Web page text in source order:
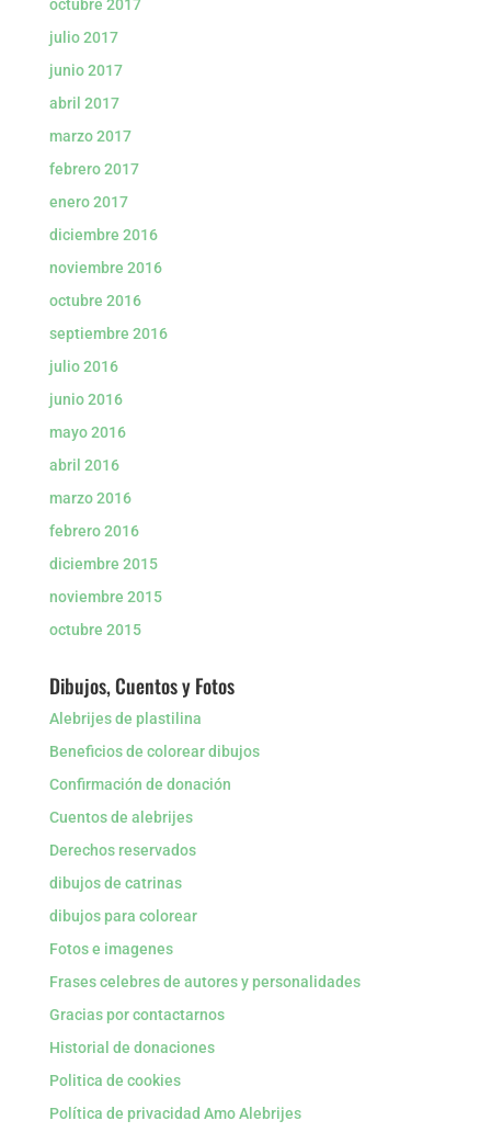
octubre 2017
julio 2017
junio 2017
abril 2017
marzo 2017
febrero 2017
enero 2017
diciembre 2016
noviembre 2016
octubre 2016
septiembre 2016
julio 2016
junio 2016
mayo 2016
abril 2016
marzo 2016
febrero 2016
diciembre 2015
noviembre 2015
octubre 2015
Dibujos, Cuentos y Fotos
Alebrijes de plastilina
Beneficios de colorear dibujos
Confirmación de donación
Cuentos de alebrijes
Derechos reservados
dibujos de catrinas
dibujos para colorear
Fotos e imagenes
Frases celebres de autores y personalidades
Gracias por contactarnos
Historial de donaciones
Politica de cookies
Política de privacidad Amo Alebrijes